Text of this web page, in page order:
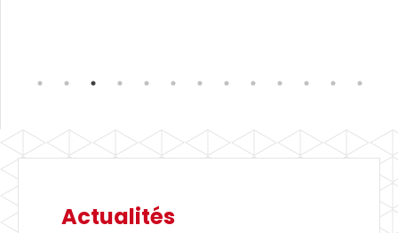
Actualités